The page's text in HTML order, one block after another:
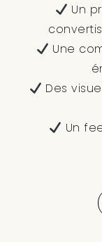
Un
Une
Des
Un